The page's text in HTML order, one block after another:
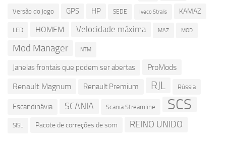
Versão do jogo GPS HP SEDE Iveco Stralis KAMAZ
LED HOMEM Velocidade máxima MAZ MOD
Mod Manager NTM
Janelas frontais que podem ser abertas
ProMods
Renault Magnum
Renault Premium RJL Rússia
Escandinávia SCANIA Scania Streamline SCS
SISL Pacote de correções de som REINO UNIDO